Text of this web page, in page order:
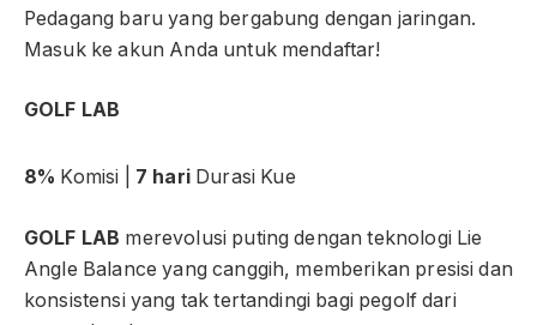
Pedagang baru yang bergabung dengan jaringan.
Masuk ke akun Anda untuk mendaftar!
GOLF LAB
8% Komisi | 7 hariDurasi Kue
GOLF LAB merevolusi puting dengan teknologi Lie
Angle Balance yang canggih, memberikan presisi dan
konsistensi yang tak tertandingi bagi pegolf dari